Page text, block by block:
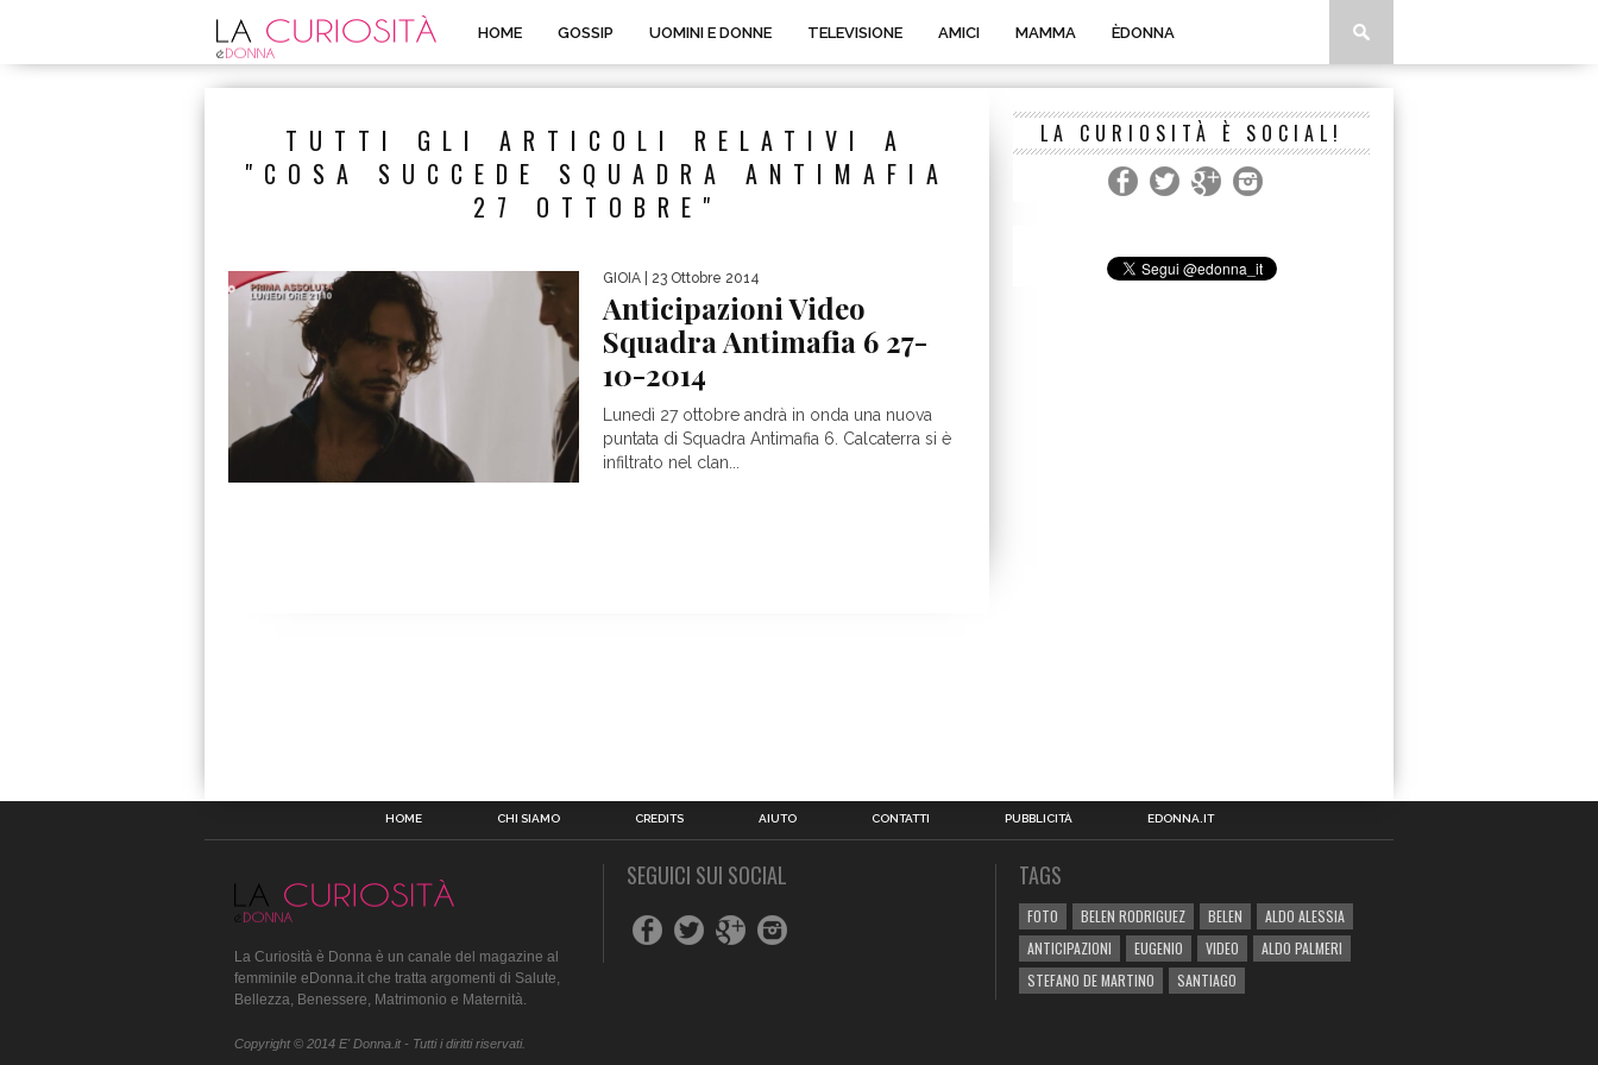
HOME GOSSIP UOMINI E DONNE TELEVISIONE AMICI MAMMA ÈDONNA
TUTTI GLI ARTICOLI RELATIVI A
"COSA SUCCEDE SQUADRA ANTIMAFIA
27 OTTOBRE"
GIOIA | 23 Ottobre 2014
Anticipazioni Video
Squadra Antimafia 6 27-
10-2014
Lunedì 27 ottobre andrà in onda una nuova
puntata di Squadra Antimafia 6. Calcaterra si è
infiltrato nel clan...
LA CURIOSITÀ È SOCIAL!
HOME CHI SIAMO CREDITS AIUTO CONTATTI PUBBLICITÀ EDONNA.IT
La Curiosità è Donna è un canale del magazine al
femminile eDonna.it che tratta argomenti di Salute,
Bellezza, Benessere, Matrimonio e Maternità.
Copyright © 2014 E' Donna.it - Tutti i diritti riservati.
SEGUICI SUI SOCIAL TAGS
FOTO BELEN RODRIGUEZ BELEN
ALDO ALESSIA
ANTICIPAZIONI
EUGENIO VIDEO
ALDO PALMERI
STEFANO DE MARTINO
SANTIAGO